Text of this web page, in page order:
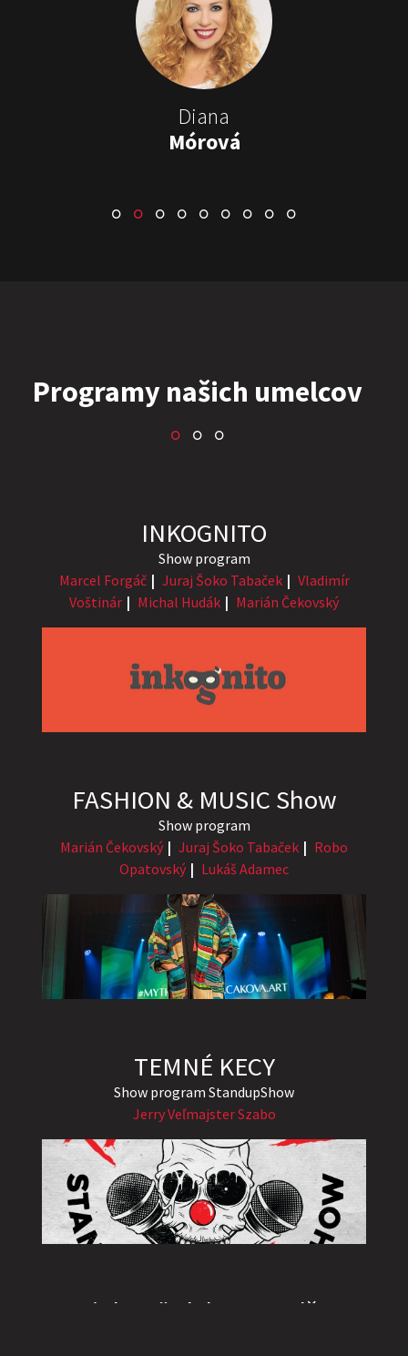
Diana
Mórová
Stand-up & Juraj „ŠOKO”
Tabaček
Show program StandupShow
Juraj Šoko Tabaček
INKOGNITO
Show program
Marcel Forgáč
Juraj Šoko Tabaček
Vladimír
Voštinár
Michal Hudák Marián Čekovský
FASHION & MUSIC Show
Show program
Marián Čekovský
Juraj Šoko Tabaček
Robo
Opatovský
Lukáš Adamec
TEMNÉ KECY
Show program StandupShow
Jerry Veľmajster Szabo
„Triple M” alebo „Ingolštat
Programy našich umelcov